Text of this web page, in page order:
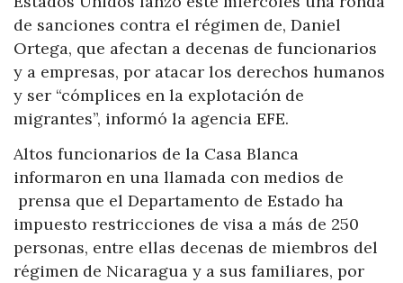
de sanciones contra el régimen de, Daniel
Ortega, que afectan a decenas de funcionarios
y a empresas, por atacar los derechos humanos
y ser “cómplices en la explotación de
migrantes”, informó la agencia EFE.
Altos funcionarios de la Casa Blanca
informaron en una llamada con medios de
prensa que el Departamento de Estado ha
impuesto restricciones de visa a más de 250
personas, entre ellas decenas de miembros del
régimen de Nicaragua y a sus familiares, por